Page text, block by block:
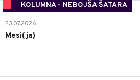
KOLUMNA - NEBOJŠA ŠATARA
23.07.2026.
Mesi(ja)